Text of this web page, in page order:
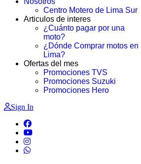
Centro Motero de Lima Sur
Articulos de interes
¿Cuánto pagar por una
moto?
¿Dónde Comprar motos en
Lima?
Ofertas del mes
Promociones TVS
Promociones Suzuki
Promociones Hero
Sign In